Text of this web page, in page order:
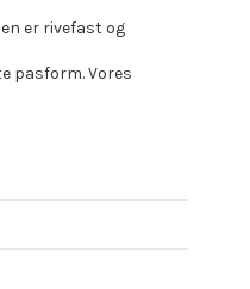
er rivefast og
pasform. Vores